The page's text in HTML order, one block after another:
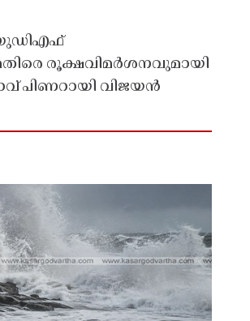
യുഡിഎഫ്
രൂക്ഷവിമർശനവുമായി
പിണറായി വിജയൻ